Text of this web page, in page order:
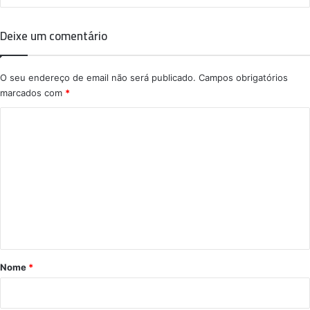
Deixe um comentário
O seu endereço de email não será publicado. Campos obrigatórios
marcados com *
r
Nome *